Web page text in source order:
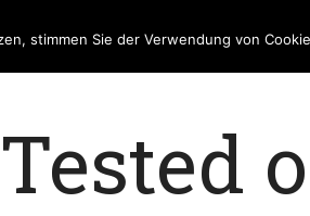
stimmen Sie der Verwendung von